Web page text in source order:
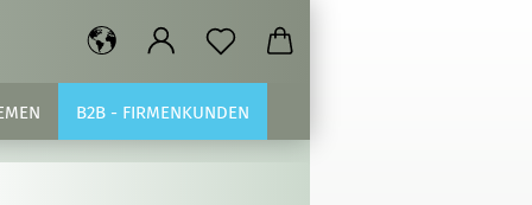
B2B - FIRMENKUNDEN